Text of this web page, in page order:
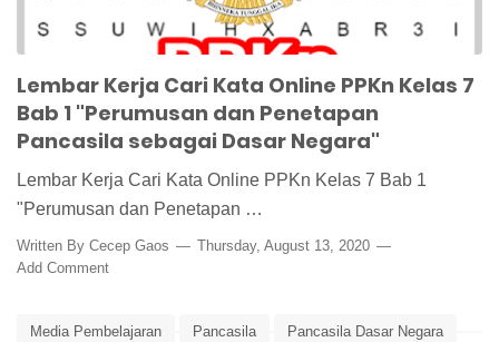
Lembar Kerja Cari Kata Online PPKn Kelas 7
Bab 1 "Perumusan dan Penetapan
Pancasila sebagai Dasar Negara"
Lembar Kerja Cari Kata Online PPKn Kelas 7 Bab 1
"Perumusan dan Penetapan …
Written By Cecep Gaos
Thursday, August 13, 2020
Add Comment
Media Pembelajaran Pancasila Pancasila Dasar Negara